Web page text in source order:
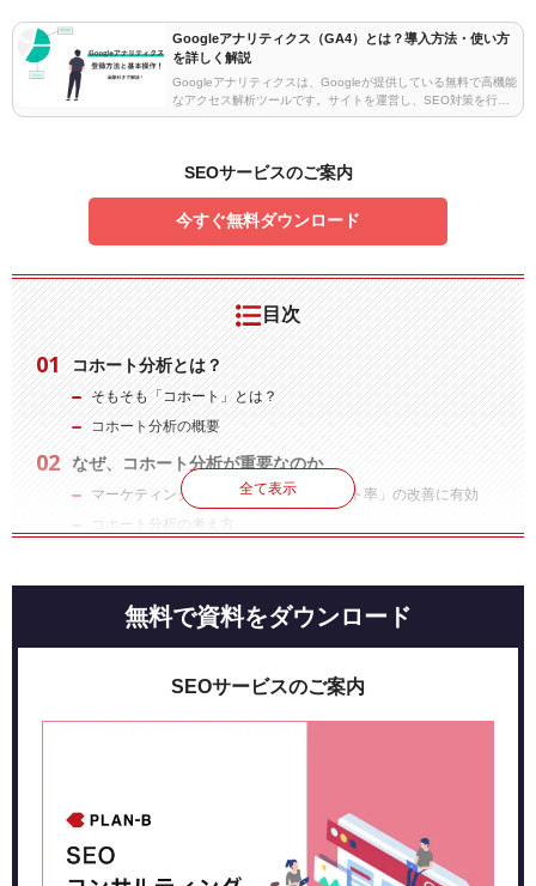
Googleアナリティクス（GA4）とは？導入方法・使い方
を詳しく解説
Googleアナリティクスは、Googleが提供している無料で高機能
なアクセス解析ツールです。サイトを運営し、SEO対策を行う
上では、必ず導入した方が良いといっていいほどのツールで
SEOサービスのご案内
今すぐ無料ダウンロード
目次
コホート分析とは？
そもそも「コホート」とは？
コホート分析の概要
なぜ、コホート分析が重要なのか
マーケティングにおいて重要な「リピート率」の改善に有効
コホート分析の考え方
成方法
Googleアナリティクスを用いた「コホート分析」のレポートの
見方
コホート分析を行う際のポイント
コホート分析の結果を活かす方法
新規顧客獲得数の分析に使う
まとめ：コホート分析を使用してユーザーの行動を観測
しよう！
全て表示
無料で資料をダウンロード
SEOサービスのご案内